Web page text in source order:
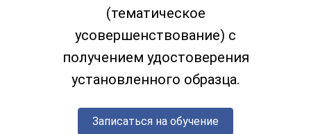
(тематическое
усовершенствование) с
получением удостоверения
установленного образца.
Записаться на обучение